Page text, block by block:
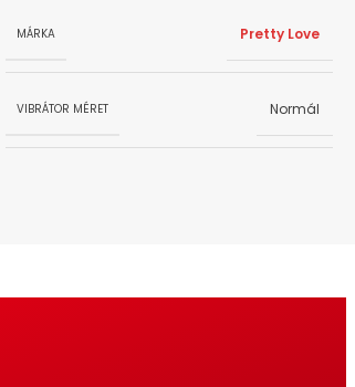
MÁRKA Pretty Love
VIBRÁTOR MÉRET Normál